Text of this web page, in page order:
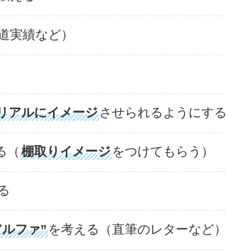
実績など）
アルにイメージさせられるようにする
（ 棚取りイメージをつけてもらう）
ファ”を考える（直筆のレターなど）